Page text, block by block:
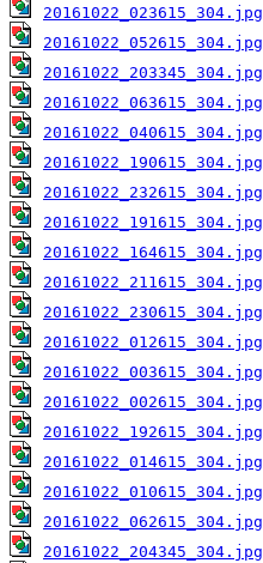
20161022_023615_304.jpg
20161022_052615_304.jpg
20161022_203345_304.jpg
20161022_063615_304.jpg
20161022_040615_304.jpg
20161022_190615_304.jpg
20161022_232615_304.jpg
20161022_191615_304.jpg
20161022_164615_304.jpg
20161022_211615_304.jpg
20161022_230615_304.jpg
20161022_012615_304.jpg
20161022_003615_304.jpg
20161022_002615_304.jpg
20161022_192615_304.jpg
20161022_014615_304.jpg
20161022_010615_304.jpg
20161022_062615_304.jpg
20161022_204345_304.jpg